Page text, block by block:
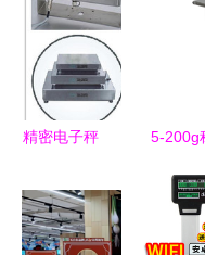
精密电子秤
探寻苏州与
张家港的优
5-200g
精准称
助力高